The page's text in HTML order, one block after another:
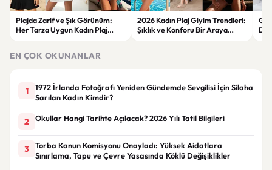
Plajda Zarif ve Şık Görünüm:
Her Tarza Uygun Kadın Plaj
2026 Kadın Plaj Giyim Trendleri:
Şıklık ve Konforu Bir Araya
EN ÇOK OKUNANLAR
1
1972 İrlanda Fotoğrafı Yeniden Gündemde Sevgilisi İçin Silaha
Sarılan Kadın Kimdir?
2 Okullar Hangi Tarihte Açılacak? 2026 Yılı Tatil Bilgileri
3
Torba Kanun Komisyonu Onayladı: Yüksek Aidatlara
Sınırlama, Tapu ve Çevre Yasasında Köklü Değişiklikler